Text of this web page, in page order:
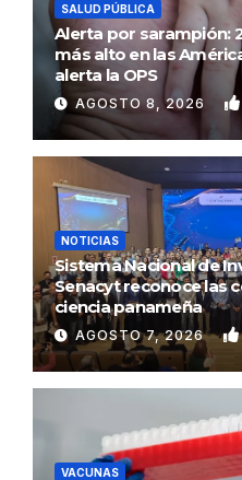
SALUD PÚBLICA
Alerta por sarampión:
más alto en las
alerta la OPS
AGOSTO 8, 2026
NOTICIAS
Sistema Nacional de
Senacyt reconoce las
ciencia panameña
AGOSTO 7, 2026
VACUNAS